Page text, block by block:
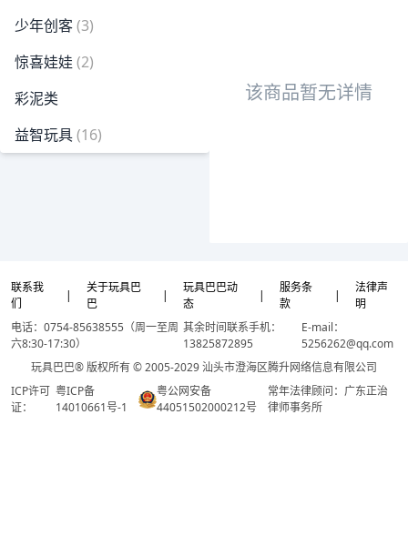
少年创客(3)
惊喜娃娃 (2)
彩泥类
益智玩具(16)
该商品暂无详情
联系我
们
|
关于玩具巴
巴
|
玩具巴巴动
态
|
服务条
款
|
法律声
明
电话：0754-85638555（周一至周
六8:30-17:30）
其余时间联系手机：
13825872895
E-mail：
5256262@qq.com
玩具巴巴® 版权所有 © 2005-2029 汕头市澄海区腾升网络信息有限公司
ICP许可
证：
粤ICP备
14010661号-1
粤公网安备
44051502000212号
常年法律顾问：广东正治
律师事务所